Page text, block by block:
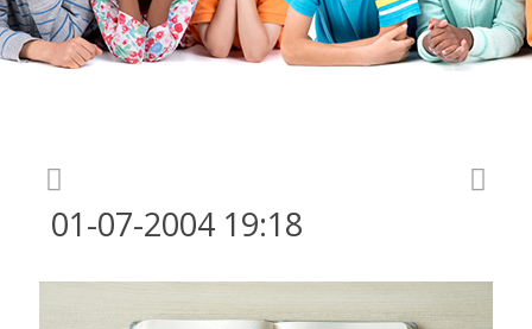
01-07-2004 19:18